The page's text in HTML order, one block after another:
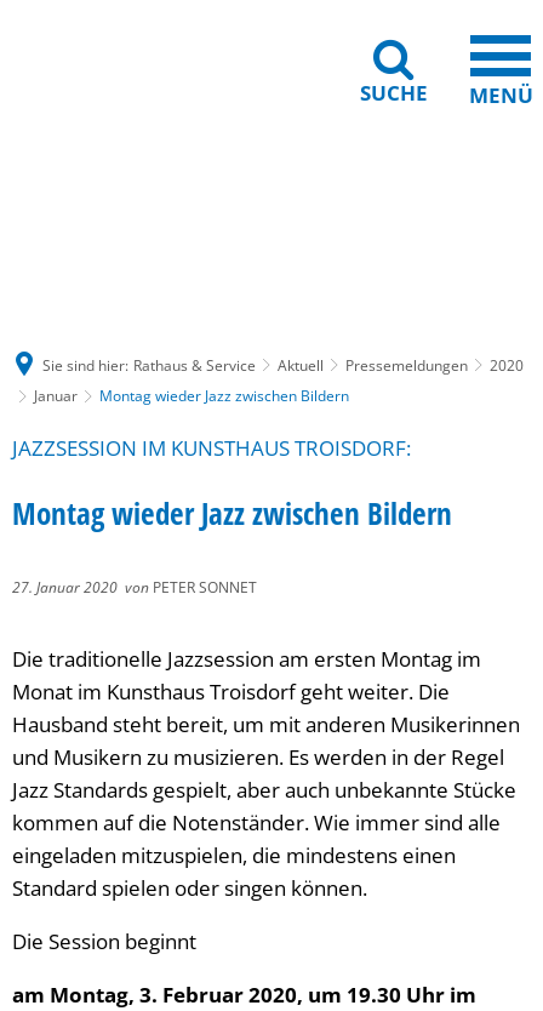
SUCHE MENÜ
Sie sind hier: Rathaus & Service Aktuell Pressemeldungen
2020
Januar
Montag wieder Jazz zwischen Bildern
JAZZSESSION IM KUNSTHAUS TROISDORF:
Montag wieder Jazz zwischen Bildern
27. Januar 2020 von PETER SONNET
Die traditionelle Jazzsession am ersten Montag im
Monat im Kunsthaus Troisdorf geht weiter. Die
Hausband steht bereit, um mit anderen Musikerinnen
und Musikern zu musizieren. Es werden in der Regel
Jazz Standards gespielt, aber auch unbekannte Stücke
kommen auf die Notenständer. Wie immer sind alle
eingeladen mitzuspielen, die mindestens einen
Standard spielen oder singen können.
Die Session beginnt
am Montag, 3. Februar 2020, um 19.30 Uhr im